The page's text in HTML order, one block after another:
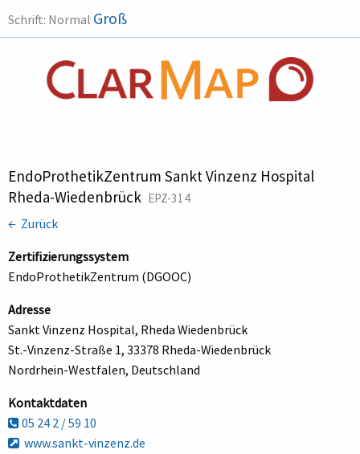
Schrift: Normal Groß
EndoProthetikZentrum Sankt Vinzenz Hospital
Rheda-Wiedenbrück EPZ-314
← Zurück
Zertifizierungssystem
EndoProthetikZentrum (DGOOC)
Adresse
Sankt Vinzenz Hospital, Rheda Wiedenbrück
St.-Vinzenz-Straße 1, 33378 Rheda-Wiedenbrück
Nordrhein-Westfalen, Deutschland
Kontaktdaten
05 24 2 / 59 10
www.sankt-vinzenz.de